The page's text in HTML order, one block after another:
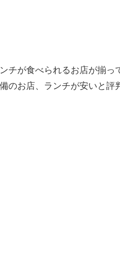
が食べられるお店が揃
のお店、ランチが安いと